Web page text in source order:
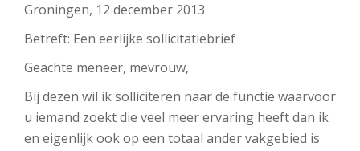
Groningen, 12 december 2013
Betreft: Een eerlijke sollicitatiebrief
Geachte meneer, mevrouw,
Bij dezen wil ik solliciteren naar de functie waarvoor
u iemand zoekt die veel meer ervaring heeft dan ik
en eigenlijk ook op een totaal ander vakgebied is